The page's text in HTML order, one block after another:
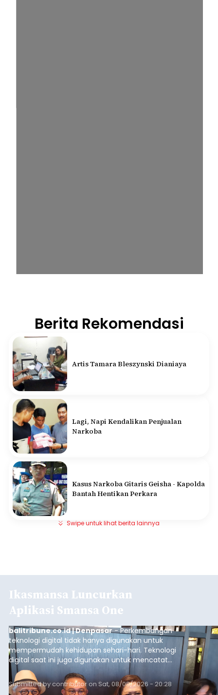
Berita Rekomendasi
Artis Tamara Bleszynski Dianiaya
Lagi, Napi Kendalikan Penjualan
Narkoba
Kasus Narkoba Gitaris Geisha - Kapolda
Bantah Hentikan Perkara
Swipe untuk lihat berita lainnya
Ikasmansa Luncurkan
Aplikasi Smansa One
balitribune.co.id | Denpasar- Perkembangan
teknologi digital tidak hanya digunakan untuk
mempermudah kehidupan sehari-hari. Teknologi
digital saat ini juga digunakan untuk mencatat
dan mengelola data base alumni dari suatu
sekolah, salah satunya adalah alumni SMA 1
Denpasar.
Submitted bycontributoron Sat, 08/08/2026 - 20:28